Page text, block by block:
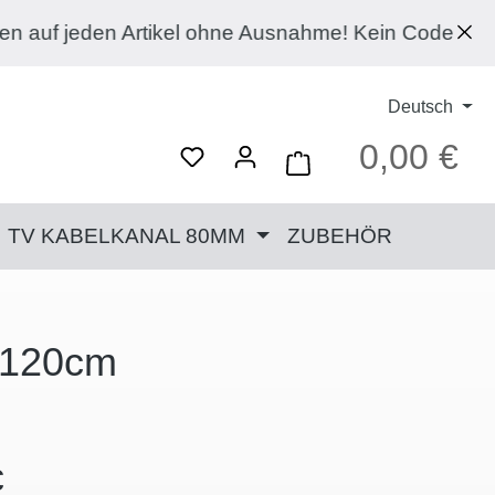
Ausnahme! Kein Code notwendig, wird an
Deutsch
0,00 €
TV KABELKANAL 80MM ZUBEHÖR